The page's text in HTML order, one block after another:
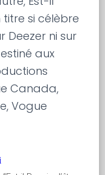
titre si célèbre
Deezer ni sur
aux
Canada,
Vogue